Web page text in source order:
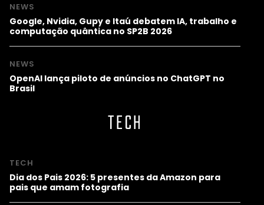
NEWS
Google, Nvidia, Gupy e Itaú debatem IA, trabalho e
computação quântica no SP2B 2026
NEWS
OpenAI lança piloto de anúncios no ChatGPT no
Brasil
TECH
TECH
Dia dos Pais 2026: 5 presentes da Amazon para
pais que amam fotografia